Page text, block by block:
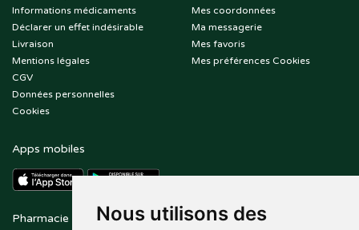
Nous utilisons des
Informations médicaments
Déclarer un effet indésirable
Livraison
Mentions légales
CGV
Données personnelles
Cookies
Mes coordonnées
Ma messagerie
Mes favoris
Mes préférences Cookies
Apps mobiles
Pharmacie en ligne agréée Paiement sécurisé